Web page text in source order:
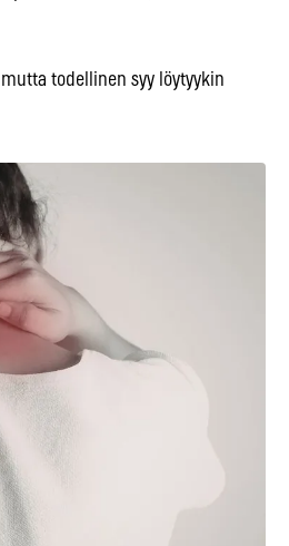
todellinen syy löytyykin